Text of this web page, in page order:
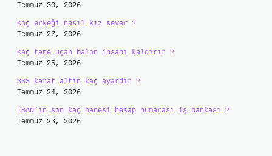
Temmuz 30, 2026
Koç erkeği nasıl kız sever ?
Temmuz 27, 2026
Kaç tane uçan balon insanı kaldırır ?
Temmuz 25, 2026
333 karat altın kaç ayardır ?
Temmuz 24, 2026
IBAN’ın son kaç hanesi hesap numarası iş bankası ?
Temmuz 23, 2026